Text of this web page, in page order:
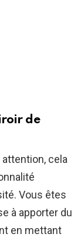
de
cela
Vous êtes
à apporter du
en mettant